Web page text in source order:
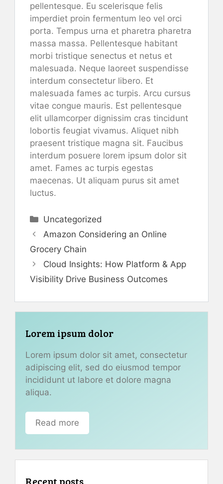
pellentesque. Eu scelerisque felis
imperdiet proin fermentum leo vel orci
porta. Tempus urna et pharetra pharetra
massa massa. Pellentesque habitant
morbi tristique senectus et netus et
malesuada. Neque laoreet suspendisse
interdum consectetur libero. Et
malesuada fames ac turpis. Arcu cursus
vitae congue mauris. Est pellentesque
elit ullamcorper dignissim cras tincidunt
lobortis feugiat vivamus. Aliquet nibh
praesent tristique magna sit. Faucibus
interdum posuere lorem ipsum dolor sit
amet. Fames ac turpis egestas
maecenas. Ut aliquam purus sit amet
luctus.
Categories
Uncategorized
Amazon Considering an Online
Grocery Chain
Cloud Insights: How Platform & App
Visibility Drive Business Outcomes
Lorem ipsum dolor
Lorem ipsum dolor sit amet, consectetur
adipiscing elit, sed do eiusmod tempor
incididunt ut labore et dolore magna
aliqua.
Read more
Recent posts